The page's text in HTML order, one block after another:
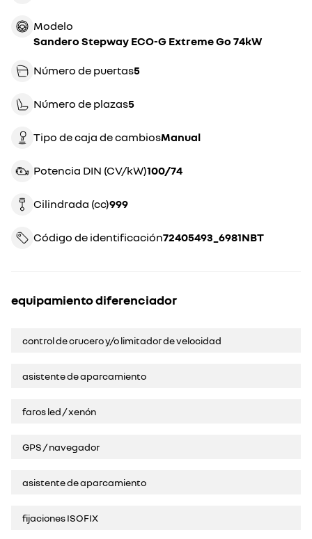
Modelo
Sandero Stepway ECO-G Extreme Go 74kW
Número de puertas5
Número de plazas5
Tipo de caja de cambios manual
Potencia DIN (CV/kW) 100/74
Cilindrada (cc) 999
Código de identificación 72405493_6981NBT
equipamiento diferenciador
control de crucero y/o limitador de velocidad
asistente de aparcamiento
faros led / xenón
GPS / navegador
asistente de aparcamiento
fijaciones ISOFIX